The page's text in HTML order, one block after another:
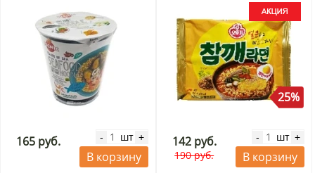
165 руб. - шт +
В корзину
25%
142 руб.
190 руб.
- шт +
В корзину